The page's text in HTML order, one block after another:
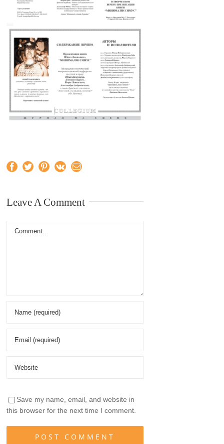
Facebook
TwitterPinterest
Vk Email
Leave A Comment
Save my name, email, and website in
this browser for the next time I comment.